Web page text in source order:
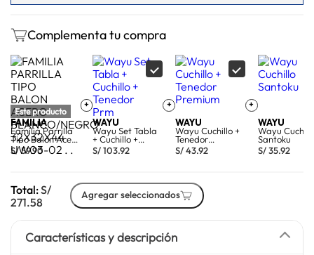
Complementa tu compra
Este producto
FAMILIA
Familia Parrilla
Tipo Balon Acero
Blanco
S/59.90
+
WAYU
Wayu Set Tabla
+ Cuchillo +
Tenedor Prm
S/103.92
+
WAYU
Wayu Cuchillo +
Tenedor
Premium
S/43.92
+
WAYU
Wayu
Santoku
S/35.92
Total:S/
271.58
Agregar seleccionados
Características y descripción